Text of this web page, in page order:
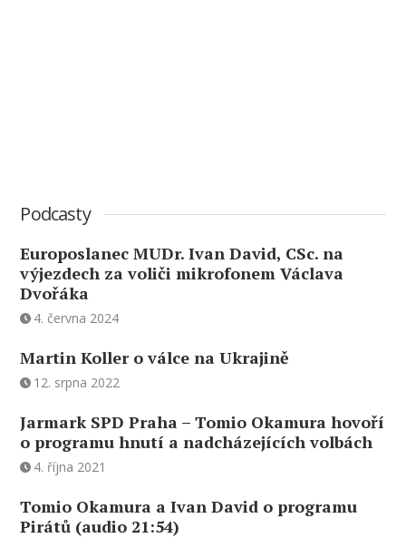
Podcasty
Europoslanec MUDr. Ivan David, CSc. na
výjezdech za voliči mikrofonem Václava
Dvořáka
4. června 2024
Martin Koller o válce na Ukrajině
12. srpna 2022
Jarmark SPD Praha – Tomio Okamura hovoří
o programu hnutí a nadcházejících volbách
4. října 2021
Tomio Okamura a Ivan David o programu
Pirátů (audio 21:54)